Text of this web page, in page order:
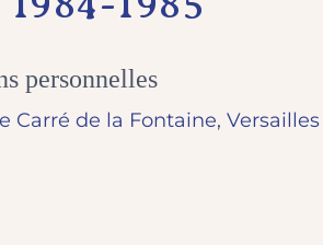
personnelles
Carré de la Fontaine, Versailles